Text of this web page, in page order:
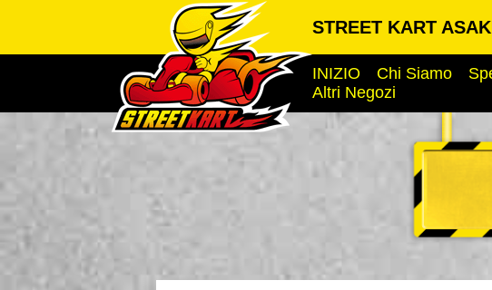
STREET KART
INIZIO Chi Siamo
Altri Negozi